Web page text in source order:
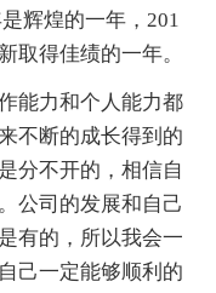
辉煌的一年，201
取得佳绩的一年。
能力和个人能力都
不断的成长得到的
分不开的，相信自
公司的发展和自己
有的，所以我会一
己一定能够顺利的